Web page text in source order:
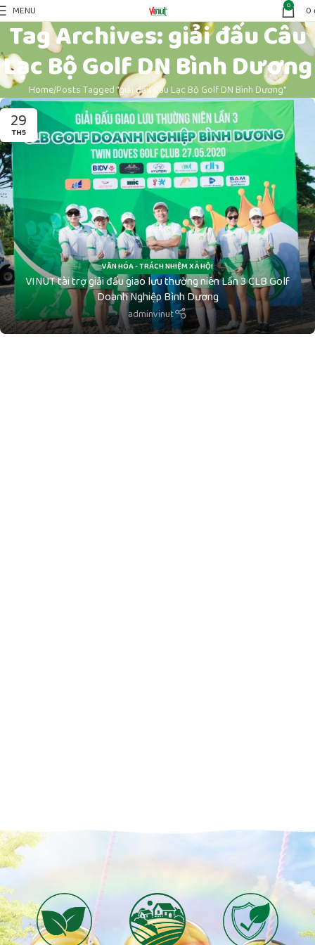
MENU 0 0
Tag Archives: giải đấu Câu
Lạc Bộ Golf DN Bình Dương
HomePosts Tagged "giải đấu Câu Lạc Bộ Golf DN Bình Dương"
29
TH5
VĂN HÓA - TRÁCH NHIỆM XÃ HỘI
VINUT tài trợ giải đấu giao lưu thường niên Lần 3 CLB Golf
Doanh Nghiệp Bình Dương
adminvinut